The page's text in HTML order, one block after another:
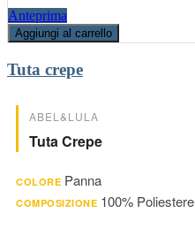
Anteprima
Aggiungi al carrello
Tuta crepe
ABEL&LULA
Tuta Crepe
COLORE Panna
COMPOSIZIONE 100% Poliestere